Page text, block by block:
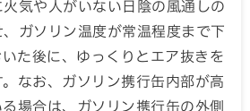
気や人がいない日陰の風通しの
ガソリン温度が常温程度まで下
た後に、ゆっくりとエア抜きを
なお、ガソリン携行缶内部が高
場合は、ガソリン携行缶の外側